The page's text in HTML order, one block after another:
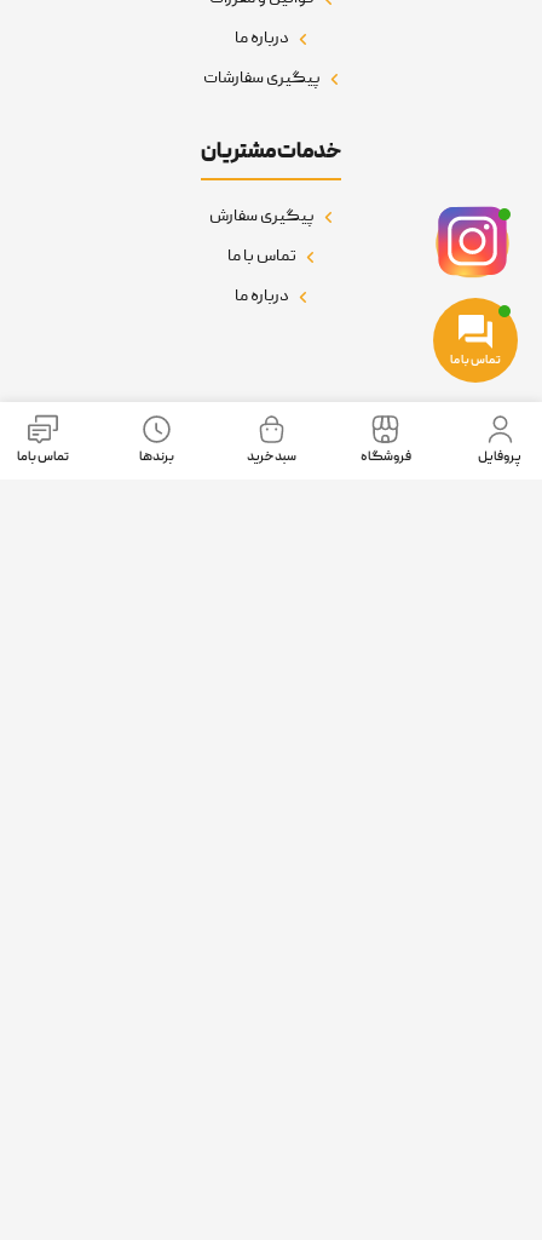
درباره ما
پیگیری سفارشات
خدمات مشتریان
پیگیری سفارش
تماس با ما
درباره ما
نمادهای اعتماد
پروفایل فروشگاه سبد خرید برندها تماس باما
تماس با ما